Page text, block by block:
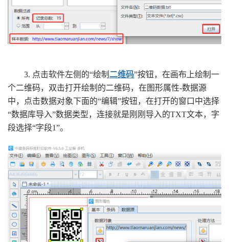
3. 点击软件左侧的“绘制 二维码”按钮，在画布上绘制一
个二维码，双击打开绘制的二维码，在图形属性-数据源
中，点击数据对象下面的“编辑”按钮，在打开的窗口中选择
“数据库导入”数据类型，连接就是刚刚导入的TXT文本，字
段选择“字段1”。